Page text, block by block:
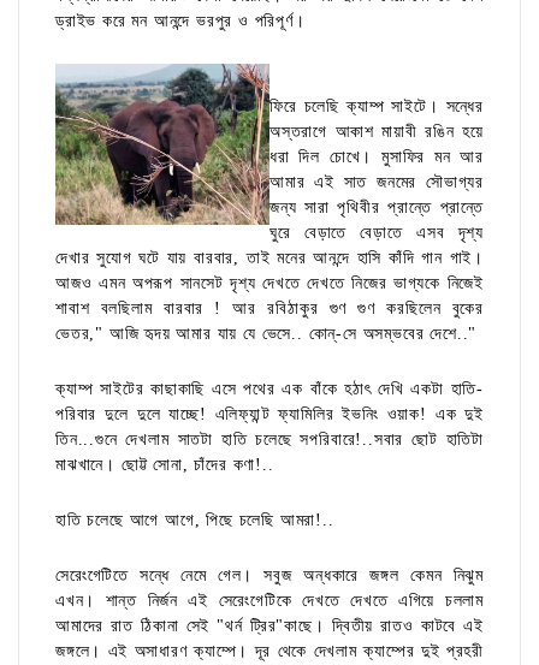
ড্রাইভ করে মন আনন্দে ভরপুর ও পরিপূর্ণ।
ফিরে চলেছি ক্যাম্প সাইটে। সন্ধের
অস্তরাগে আকাশ মায়াবী রঙিন হয়ে
ধরা দিল চোখে। মুসাফির মন আর
আমার এই সাত জনমের সৌভাগ্যর
জন্য সারা পৃথিবীর প্রান্তে প্রান্তে
ঘুরে বেড়াতে বেড়াতে এসব দৃশ্য
দেখার সুযোগ ঘটে যায় বারবার, তাই মনের আনন্দে হাসি কাঁদি গান গাই।
আজও এমন অপরূপ সানসেট দৃশ্য দেখতে দেখতে নিজের ভাগ্যকে নিজেই
শাবাশ বলছিলাম বারবার ! আর রবিঠাকুর গুণ গুণ করছিলেন বুকের
ভেতর," আজি হৃদয় আমার যায় যে ভেসে.. কোন্-সে অসম্ভবের দেশে.."
ক্যাম্প সাইটের কাছাকাছি এসে পথের এক বাঁকে হঠাৎ দেখি একটা হাতি-
পরিবার দুলে দুলে যাচ্ছে! এলিফ্যান্ট ফ্যামিলির ইভনিং ওয়াক! এক দুই
তিন...গুনে দেখলাম সাতটা হাতি চলেছে সপরিবারে!..সবার ছোট হাতিটা
মাঝখানে। ছোট্ট সোনা, চাঁদের কণা!..
হাতি চলেছে আগে আগে, পিছে চলেছি আমরা!..
সেরেংগেটিতে সন্ধে নেমে গেল। সবুজ অন্ধকারে জঙ্গল কেমন নিঝুম
এখন। শান্ত নির্জন এই সেরেংগেটিকে দেখতে দেখতে এগিয়ে চললাম
আমাদের রাত ঠিকানা সেই "থর্ন ট্রির"কাছে। দ্বিতীয় রাতও কাটবে এই
জঙ্গলে। এই অসাধারণ ক্যাম্পে। দূর থেকে দেখলাম ক্যাম্পের দুই প্রহরী